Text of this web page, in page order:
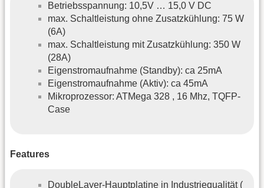
Betriebsspannung: 10,5V … 15,0 V DC
max. Schaltleistung ohne Zusatzkühlung: 75 W
(6A)
max. Schaltleistung mit Zusatzkühlung: 350 W
(28A)
Eigenstromaufnahme (Standby): ca 25mA
Eigenstromaufnahme (Aktiv): ca 45mA
Mikroprozessor: ATMega 328 , 16 Mhz, TQFP-
Case
Features
DoubleLayer-Hauptplatine in Industriequalität (